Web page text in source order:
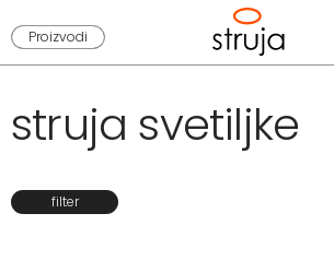
Proizvodi
struja svetiljke
filter